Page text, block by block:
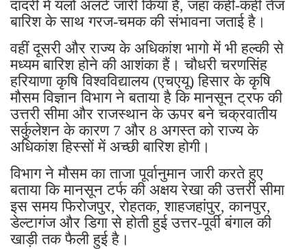
दादरी में यलो अलर्ट जारी किया है, जहां कहीं-कहीं तेज
बारिश के साथ गरज-चमक की संभावना जताई है।
वहीं दूसरी और राज्य के अधिकांश भागो में भी हल्की से
मध्यम बारिश होने की आशंका हैं। चौधरी चरणसिंह
हरियाणा कृषि विश्वविद्यालय (एचएयू) हिसार के कृषि
मौसम विज्ञान विभाग ने बताया है कि मानसून ट्रफ की
उत्तरी सीमा और राजस्थान के ऊपर बने चक्रवातीय
सर्कुलेशन के कारण 7 और 8 अगस्त को राज्य के
अधिकांश हिस्सों में अच्छी बारिश होगी।
विभाग ने मौसम का ताजा पूर्वानुमान जारी करते हुए
बताया कि मानसून टर्फ की अक्षय रेखा की उत्तरी सीमा
इस समय फिरोजपुर, रोहतक, शाहजहांपुर, कानपुर,
डेल्टागंज और डिगा से होती हुई उत्तर-पूर्वी बंगाल की
खाड़ी तक फैली हुई है।